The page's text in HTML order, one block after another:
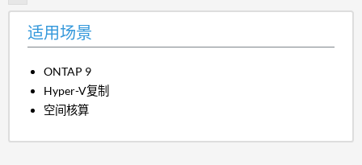
适用场景
ONTAP 9
Hyper-V复制
空间核算